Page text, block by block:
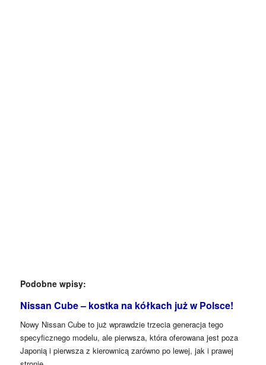
Podobne wpisy:
Nissan Cube – kostka na kółkach już w Polsce!
Nowy Nissan Cube to już wprawdzie trzecia generacja tego
specyficznego modelu, ale pierwsza, która oferowana jest poza
Japonią i pierwsza z kierownicą zarówno po lewej, jak i prawej